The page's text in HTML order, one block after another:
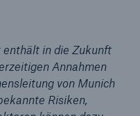
in die Zukunft
Annahmen
von Munich
Risiken,